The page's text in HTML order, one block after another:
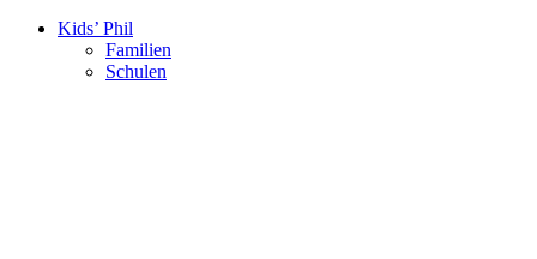
Kids’ Phil
Familien
Schulen